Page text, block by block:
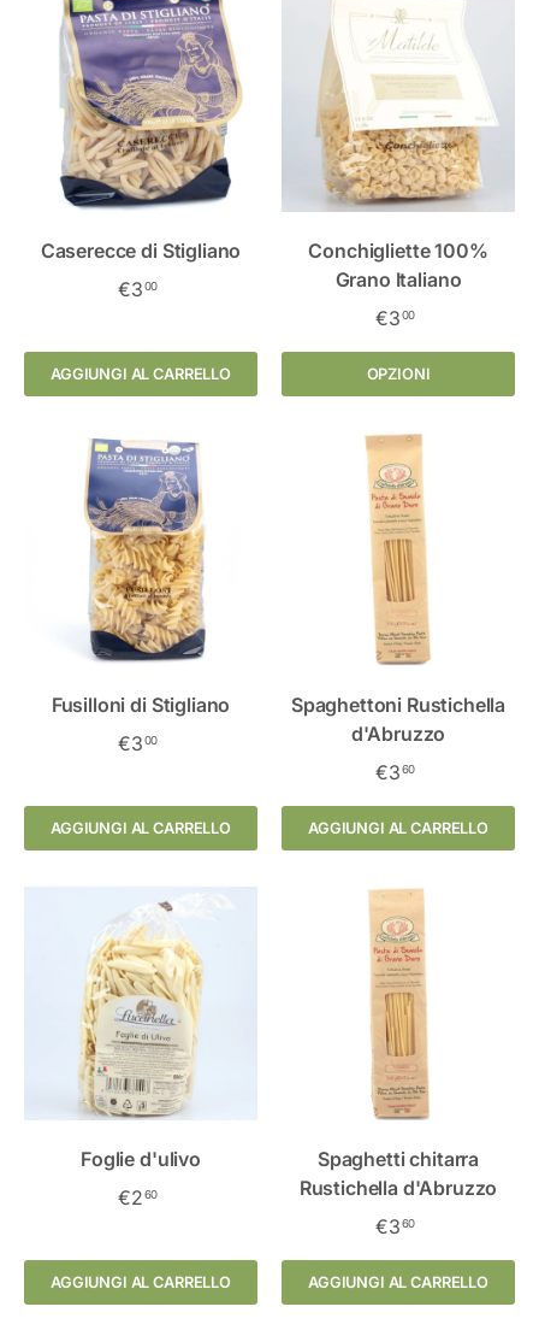
Caserecce di Stigliano
€300
AGGIUNGI AL CARRELLO
Conchigliette 100%
Grano Italiano
€300
OPZIONI
Fusilloni di Stigliano
€300
AGGIUNGI AL CARRELLO
Spaghettoni Rustichella
d'Abruzzo
€360
AGGIUNGI AL CARRELLO
Foglie d'ulivo
€260
AGGIUNGI AL CARRELLO
Spaghetti chitarra
Rustichella d'Abruzzo
€360
AGGIUNGI AL CARRELLO